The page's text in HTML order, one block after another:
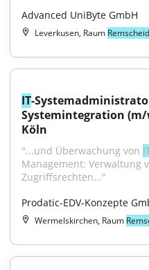
Advanced UniByte GmbH
Leverkusen, Raum Remscheid
IT-
Systemintegration
Köln
"...und Überwachung von
Management: Verwaltung
Zugriffsrechten..."
Prodatic-EDV-Konzepte
Wermelskirchen, Raum